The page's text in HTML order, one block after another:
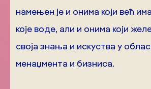
намењен је и онима који већ
које воде, али и онима који
своја знања и искуства у
менаџмента и бизниса.